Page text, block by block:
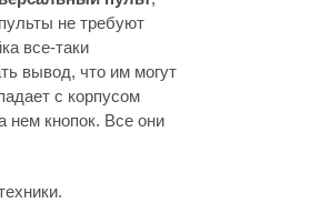
не требуют
все-таки
вывод, что им могут
с корпусом
нем кнопок. Все они